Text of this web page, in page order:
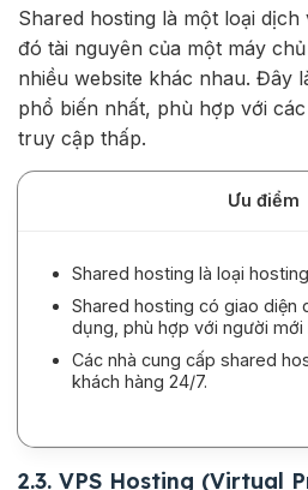
Shared hosting là một loại
đó tài nguyên của một máy
nhiều website khác nhau. Đây
phổ biến nhất, phù hợp với
truy cập thấp.
Ưu điểm
Shared hosting là loại
Shared hosting có giao diện
dụng, phù hợp với người mới
Các nhà cung cấp shared
khách hàng 24/7.
2.3. VPS Hosting (Virtual